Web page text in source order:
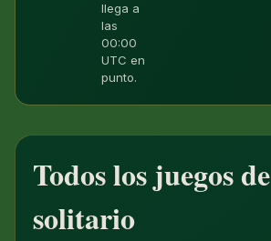
llega a
las
00:00
UTC en
punto.
Todos los juegos de
solitario